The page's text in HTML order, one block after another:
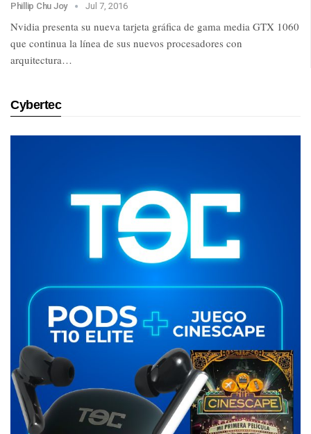
Phillip Chu Joy Jul 7, 2016
Nvidia presenta su nueva tarjeta gráfica de gama media GTX 1060
que continua la línea de sus nuevos procesadores con
arquitectura…
Cybertec